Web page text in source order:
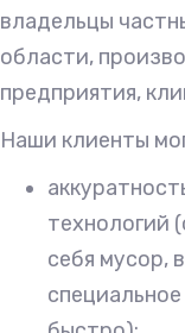
владельцы
области,
предприятия,
Наши клиенты
технологий
себя мусор,